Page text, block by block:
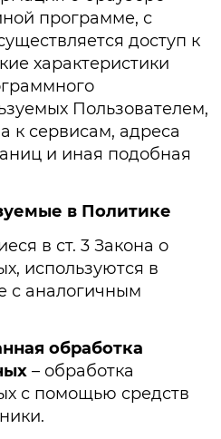
программе, с
доступ к
характеристики
Пользователем,
к сервисам, адреса
и иная подобная
в Политике
в ст. 3 Закона о
используются в
с аналогичным
обработка
– обработка
с помощью средств